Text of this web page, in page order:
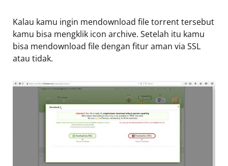
Kalau kamu ingin mendownload file torrent tersebut
kamu bisa mengklik icon archive. Setelah itu kamu
bisa mendownload file dengan fitur aman via SSL
atau tidak.